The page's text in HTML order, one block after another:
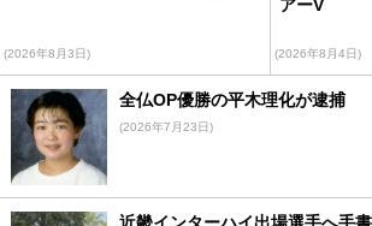
(2026年8月3日)
アーV
(2026年8月4日)
全仏OP優勝の平木理化が逮捕
(2026年7月23日)